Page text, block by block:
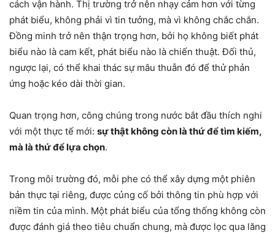
cách vận hành. Thị trường trở nên nhạy cảm hơn với từng
phát biểu, không phải vì tin tưởng, mà vì không chắc chắn.
Đồng minh trở nên thận trọng hơn, bởi họ không biết phát
biểu nào là cam kết, phát biểu nào là chiến thuật. Đối thủ,
ngược lại, có thể khai thác sự mâu thuẫn đó để thử phản
ứng hoặc kéo dài thời gian.
Quan trọng hơn, công chúng trong nước bắt đầu thích nghi
với một thực tế mới: sự thật không còn là thứ để tìm kiếm,
mà là thứ để lựa chọn.
Trong môi trường đó, mỗi phe có thể xây dựng một phiên
bản thực tại riêng, được củng cố bởi thông tin phù hợp với
niềm tin của mình. Một phát biểu của tổng thống không còn
được đánh giá theo tiêu chuẩn chung, mà được lọc qua lăng